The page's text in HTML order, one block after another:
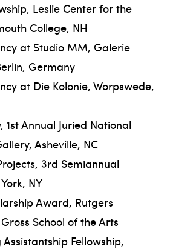
Leslie Center for the
College, NH
at Studio MM, Galerie
Germany
at Die Kolonie, Worpswede,
1st Annual Juried National
Asheville, NC
3rd Semiannual
NY
Award, Rutgers
School of the Arts
Fellowship,